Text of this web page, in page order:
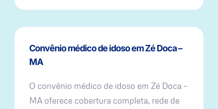
Convênio médico de idoso em Zé Doca –
MA
O convênio médico de idoso em Zé Doca –
MA oferece cobertura completa, rede de